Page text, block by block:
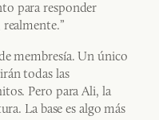
para responder
membresía. Un único
todas las
Pero para Ali, la
La base es algo más